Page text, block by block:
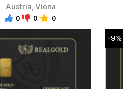
Austria, Viena
0
0 0
-9%